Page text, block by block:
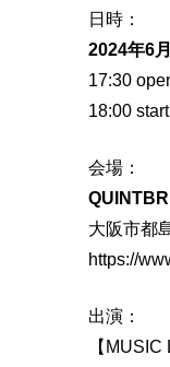
p
r
e
s
n
s
E
日時：
2024年6
17:30
18:00 start
会場：
大阪市都
https://
出演：
【MUSIC